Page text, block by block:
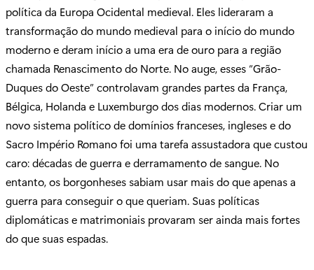
política da Europa Ocidental medieval. Eles lideraram a
transformação do mundo medieval para o início do mundo
moderno e deram início a uma era de ouro para a região
chamada Renascimento do Norte. No auge, esses “Grão-
Duques do Oeste” controlavam grandes partes da França,
Bélgica, Holanda e Luxemburgo dos dias modernos. Criar um
novo sistema político de domínios franceses, ingleses e do
Sacro Império Romano foi uma tarefa assustadora que custou
caro: décadas de guerra e derramamento de sangue. No
entanto, os borgonheses sabiam usar mais do que apenas a
guerra para conseguir o que queriam. Suas políticas
diplomáticas e matrimoniais provaram ser ainda mais fortes
do que suas espadas.